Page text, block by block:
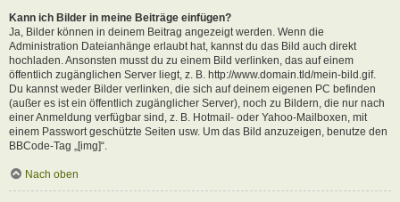
Kann ich Bilder in meine Beiträge einfügen?
Ja, Bilder können in deinem Beitrag angezeigt werden. Wenn die
Administration Dateianhänge erlaubt hat, kannst du das Bild auch direkt
hochladen. Ansonsten musst du zu einem Bild verlinken, das auf einem
öffentlich zugänglichen Server liegt, z. B. http://www.domain.tld/mein-bild.gif.
Du kannst weder Bilder verlinken, die sich auf deinem eigenen PC befinden
(außer es ist ein öffentlich zugänglicher Server), noch zu Bildern, die nur nach
einer Anmeldung verfügbar sind, z. B. Hotmail- oder Yahoo-Mailboxen, mit
einem Passwort geschützte Seiten usw. Um das Bild anzuzeigen, benutze den
BBCode-Tag „[img]“.
Nach oben